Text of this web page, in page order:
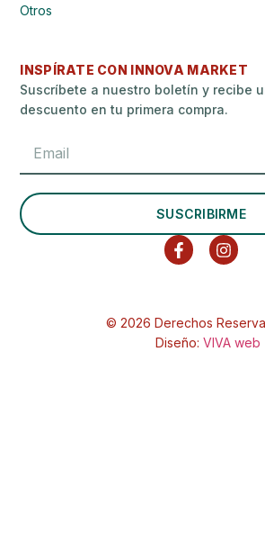
Otros
INSPÍRATE CON INNOVA MARKET
Suscríbete a nuestro boletín y recibe
descuento en tu primera compra.
SUSCRIBIRME
© 2026 Derechos
Diseño: VIVA web